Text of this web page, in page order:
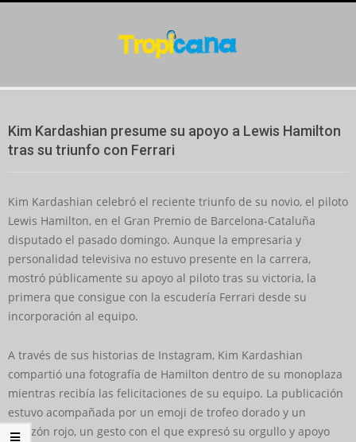
Menu
Kim Kardashian presume su apoyo a Lewis Hamilton
tras su triunfo con Ferrari
Kim Kardashian celebró el reciente triunfo de su novio, el piloto
Lewis Hamilton, en el Gran Premio de Barcelona-Cataluña
disputado el pasado domingo. Aunque la empresaria y
personalidad televisiva no estuvo presente en la carrera,
mostró públicamente su apoyo al piloto tras su victoria, la
primera que consigue con la escudería Ferrari desde su
incorporación al equipo.
A través de sus historias de Instagram, Kim Kardashian
compartió una fotografía de Hamilton dentro de su monoplaza
mientras recibía las felicitaciones de su equipo. La publicación
estuvo acompañada por un emoji de trofeo dorado y un
corazón rojo, un gesto con el que expresó su orgullo y apoyo